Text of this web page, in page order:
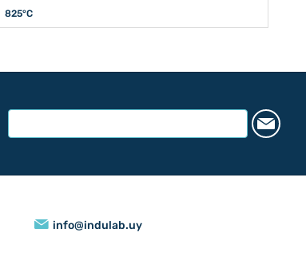
825°C
info@indulab.uy